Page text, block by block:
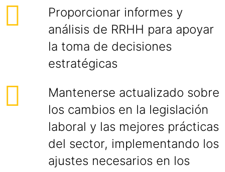
Proporcionar informes y
análisis de RRHH para apoyar
la toma de decisiones
estratégicas
Mantenerse actualizado sobre
los cambios en la legislación
laboral y las mejores prácticas
del sector, implementando los
ajustes necesarios en los